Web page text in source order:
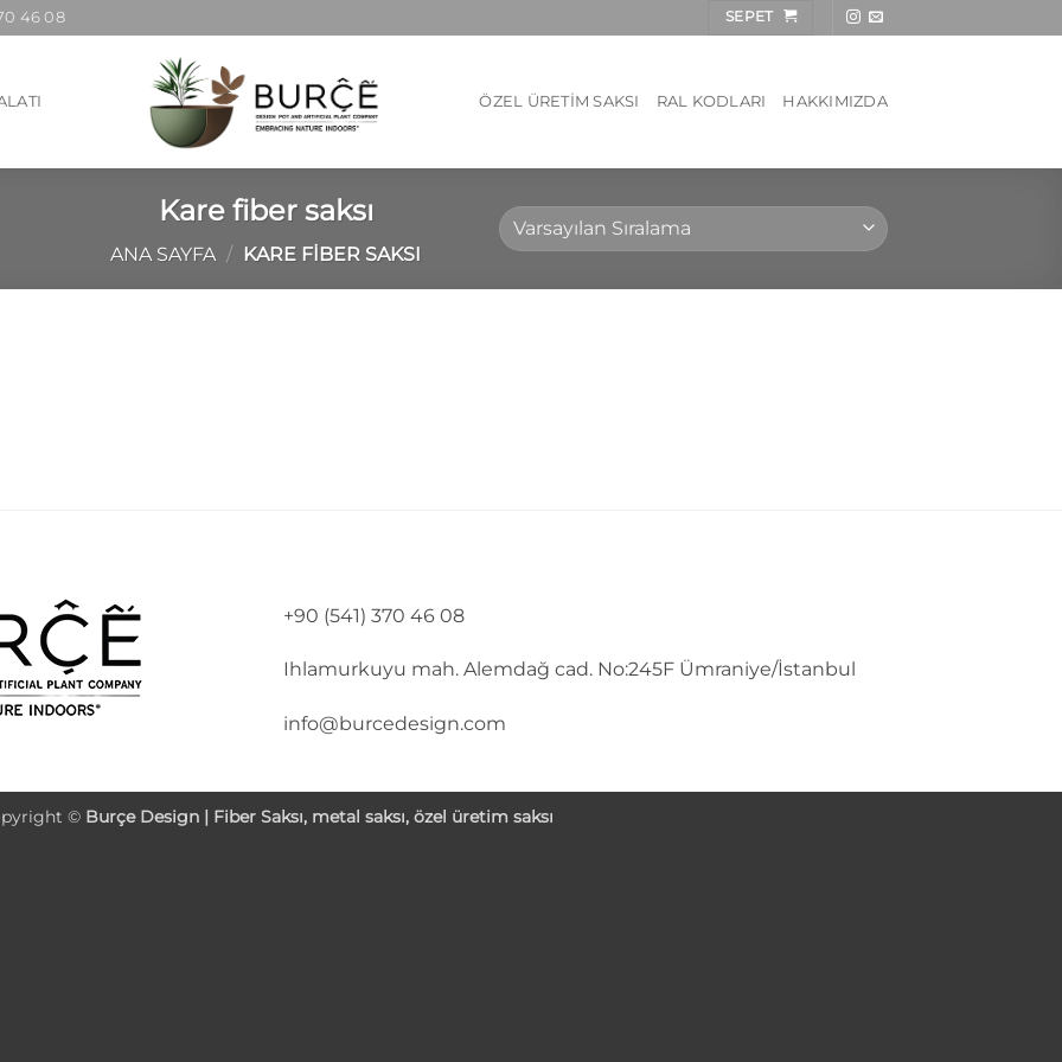
46 08 SEPET
ÖZEL ÜRETIM SAKSI RAL KODLARI HAKKIMIZDA
Kare fiber saksı
ANA SAYFA / KARE FIBER SAKSI
+90 (541) 370 46 08
Ihlamurkuyu mah. Alemdağ cad. No:245F Ümraniye/İstanbul
info@burcedesign.com
© Burçe Design | Fiber Saksı, metal saksı, özel üretim saksı